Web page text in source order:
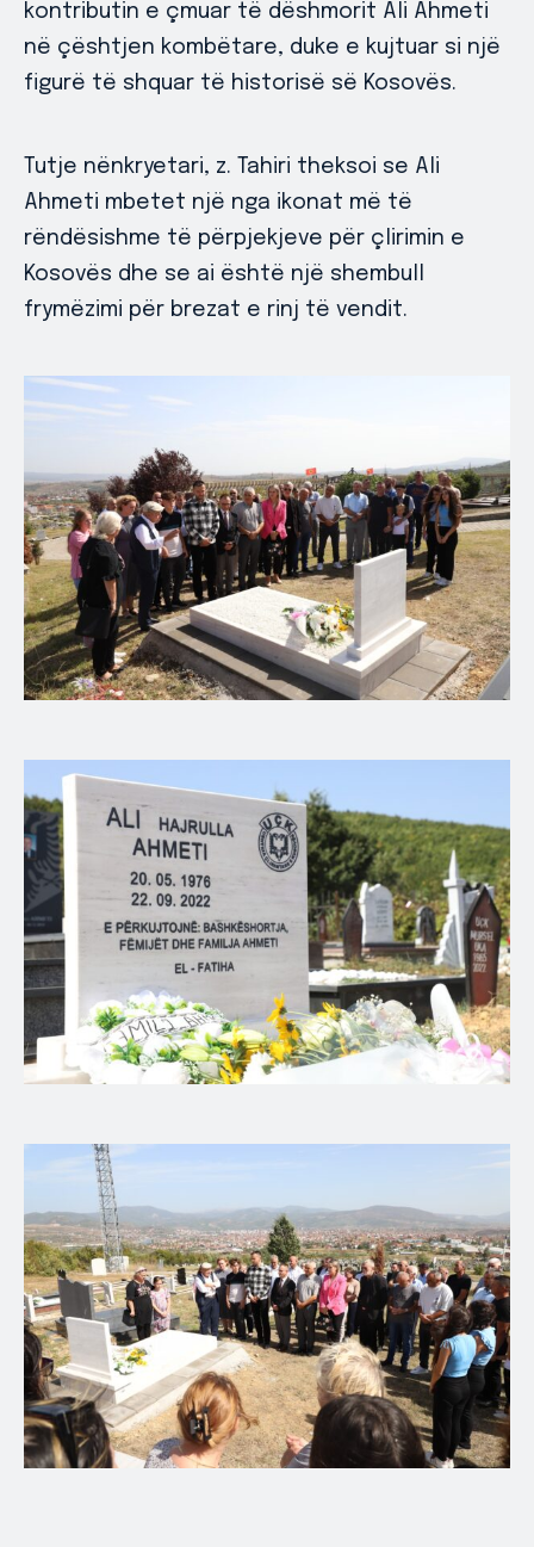
kontributin e çmuar të dëshmorit Ali Ahmeti
në çështjen kombëtare, duke e kujtuar si një
figurë të shquar të historisë së Kosovës.
Tutje nënkryetari, z. Tahiri theksoi se Ali
Ahmeti mbetet një nga ikonat më të
rëndësishme të përpjekjeve për çlirimin e
Kosovës dhe se ai është një shembull
frymëzimi për brezat e rinj të vendit.